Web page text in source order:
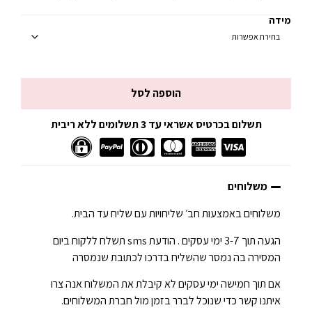
מידה
הוספה לסל
תשלום בכרטיס אשראי עד 3 תשלומים ללא ריבית
משלוחים
משלוחים באמצעות חב׳ שליחויות עם שליח עד הבית.
הגעה תוך 3-7 ימי עסקים . הודעת sms תשלח ללקוח ביום
המסירה בה נמסר שהשליח בדרכו לכתובת שנמסרה
אם תוך חמישה ימי עסקים לא קיבלת את המשלוח אנה צרו
איתנו קשר כדי שנוכל לברר בזמן מול חברת המשלוחים.